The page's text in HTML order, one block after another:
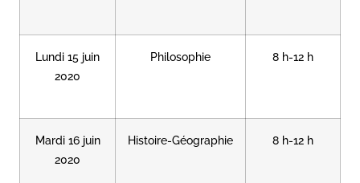
Lundi 15 juin
2020
Philosophie 8 h-12 h
Mardi 16 juin
2020
Histoire-Géographie 8 h-12 h